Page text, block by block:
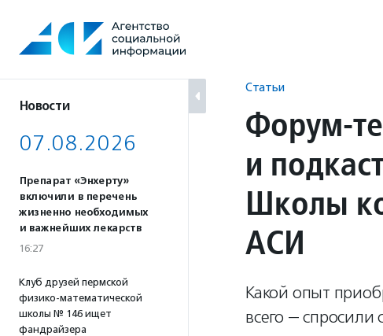
содержанию
Новости
07.08.2026
Препарат «Энхерту»
включили в перечень
жизненно необходимых
и важнейших лекарств
16:27
Клуб друзей пермской
физико-математической
школы № 146 ищет
фандрайзера
Статьи
Форум-
и
Школы
АСИ
Какой опыт
всего — спросили